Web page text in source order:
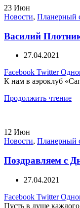
23 Июн
Новости, Планерный
Василий
27.04.2021
Facebook Twitter
К нам в аэроклуб
Продолжить чтение
12 Июн
Новости, Планерный
Поздравляем с
27.04.2021
Facebook Twitter
Пусть в душе